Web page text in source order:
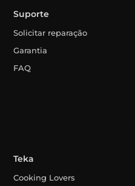
Suporte
Solicitar reparação
Garantia
FAQ
Teka
Cooking Lovers